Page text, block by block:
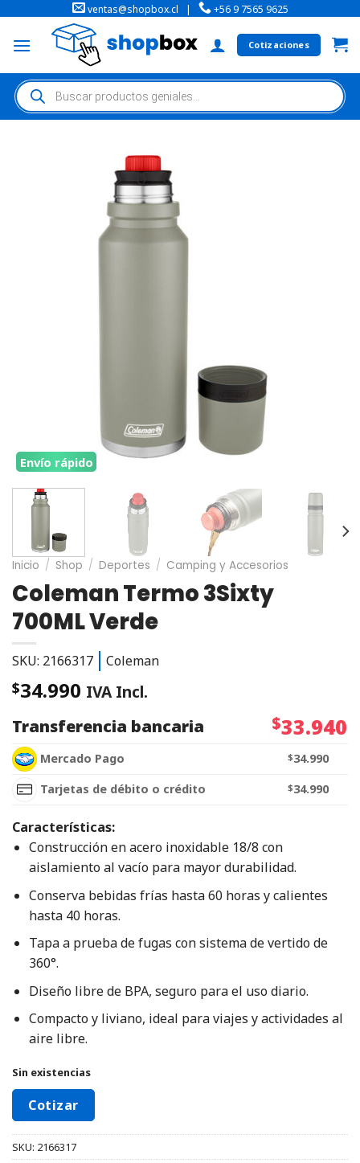
ventas@shopbox.cl | +56 9 7565 9625
Cotizaciones
Envío rápido
Inicio / Shop / Deportes / Camping y Accesorios
Coleman Termo 3Sixty
700ML Verde
SKU: 2166317 Coleman
$34.990 IVA Incl.
Transferencia bancaria
$33.940
Mercado Pago $34.990
Tarjetas de débito o crédito
$34.990
Características:
Construcción en acero inoxidable 18/8 con
aislamiento al vacío para mayor durabilidad.
Conserva bebidas frías hasta 60 horas y calientes
hasta 40 horas.
Tapa a prueba de fugas con sistema de vertido de
360°.
Diseño libre de BPA, seguro para el uso diario.
Compacto y liviano, ideal para viajes y actividades al
aire libre.
Sin existencias
Cotizar
SKU: 2166317